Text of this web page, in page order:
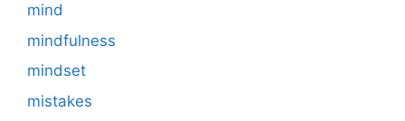
mind
mindfulness
mindset
mistakes